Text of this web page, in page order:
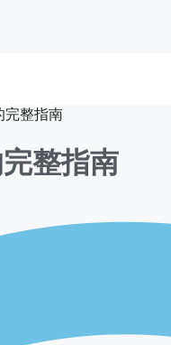
完整指南
整指南